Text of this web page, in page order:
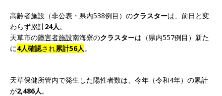
高齢者施設（非公表・県内538例目）のクラスターは、前日と変
わらず累計24人 。
天草市の障害者施設南海寮のクラスターは（県内557例目）新た
に4人確認され累計56人 。
天草保健所管内で発生した陽性者数は、今年（令和4年）の累計
が2,486人 。